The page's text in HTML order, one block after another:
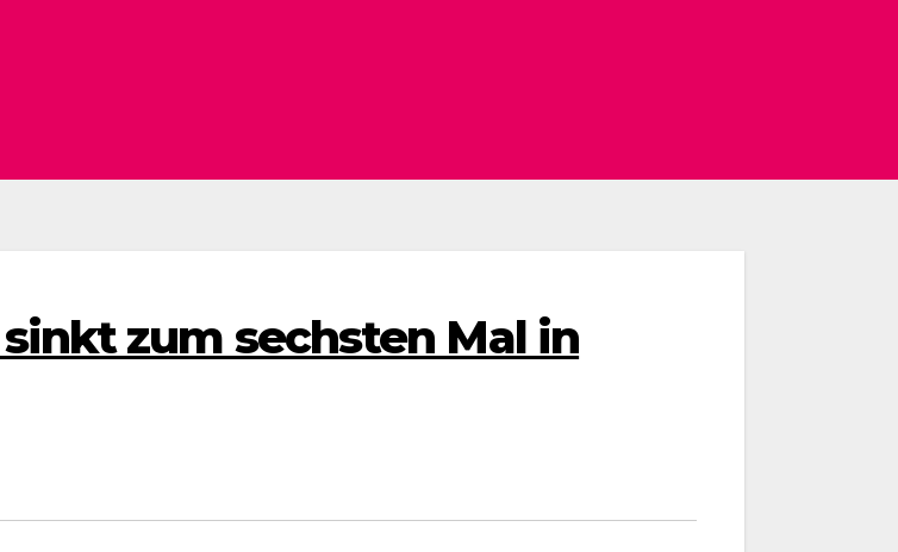
zum sechsten Mal in